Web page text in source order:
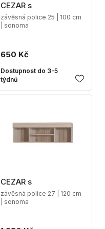
CEZAR s
závěsná police 25 | 100 cm
| sonoma
650 Kč
Dostupnost do 3-5
týdnů
CEZAR s
závěsná police 27 | 120 cm
| sonoma